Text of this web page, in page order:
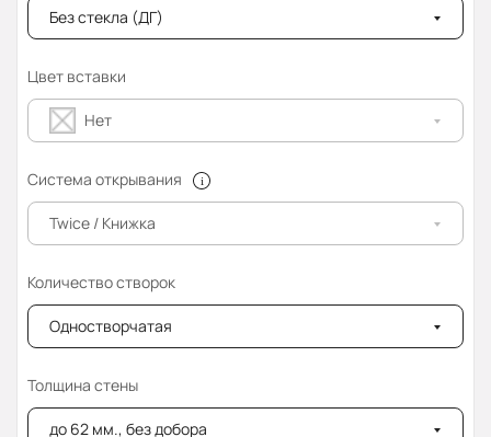
Без стекла (ДГ)
Цвет вставки
Нет
Система открывания
Twice / Книжка
Количество створок
Одностворчатая
Толщина стены
до 62 мм., без добора